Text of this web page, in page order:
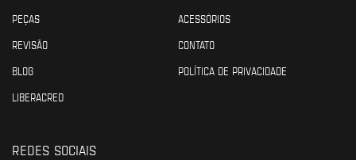
PEÇAS
ACESSÓRIOS
REVISÃO
CONTATO
BLOG
POLÍTICA DE PRIVACIDADE
LIBERACRED
REDES SOCIAIS